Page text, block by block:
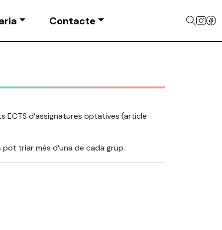
Contacte
ECTS d’assignatures optatives (article
triar més d’una de cada grup.